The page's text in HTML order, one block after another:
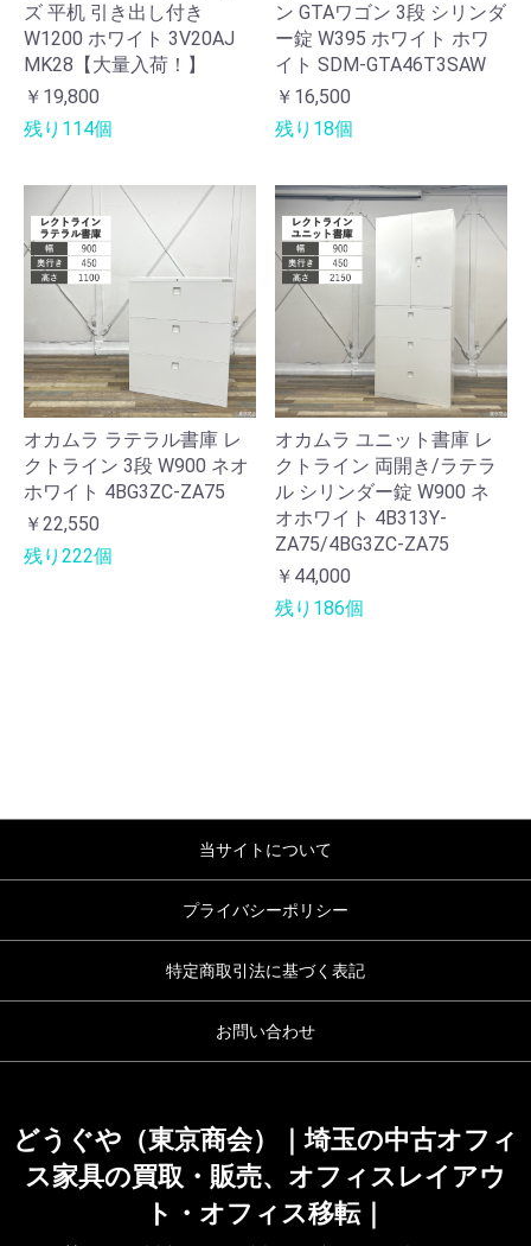
ズ 平机 引き出し付き
W1200 ホワイト 3V20AJ
MK28【大量入荷！】
￥19,800
残り114個
ン GTAワゴン 3段 シリンダ
ー錠 W395 ホワイト ホワ
イト SDM-GTA46T3SAW
￥16,500
残り18個
オカムラ ラテラル書庫 レ
クトライン 3段 W900 ネオ
ホワイト 4BG3ZC-ZA75
￥22,550
残り222個
オカムラ ユニット書庫 レ
クトライン 両開き/ラテラ
ル シリンダー錠 W900 ネ
オホワイト 4B313Y-
ZA75/4BG3ZC-ZA75
￥44,000
残り186個
当サイトについて
プライバシーポリシー
特定商取引法に基づく表記
お問い合わせ
どうぐや（東京商会）｜埼玉の中古オフィ
ス家具の買取・販売、オフィスレイアウ
ト・オフィス移転｜